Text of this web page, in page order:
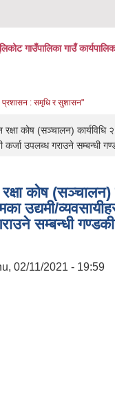
गाउँपालिका गाउँ
प्रशासन : समृधि र सुशासन"
कोष (सञ्‍चालन) कार्यविधि
कर्जा उपलब्ध गराउने सम्बन्धी
कोष (सञ्‍चालन)
उद्यमी/
सम्बन्धी
02/11/2021 - 19:59